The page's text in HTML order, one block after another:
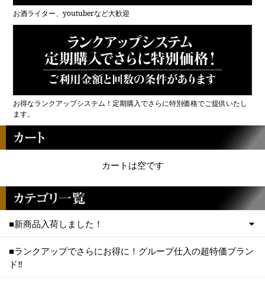
お酒ライター、youtuberなど大歓迎
お得なランクアップシステム！定期購入でさらに特別価格でご提供いたし
ます。
カートは空です
■新商品入荷しました！
■ランクアップでさらにお得に！グループ仕入の超特価ブラン
ド‼